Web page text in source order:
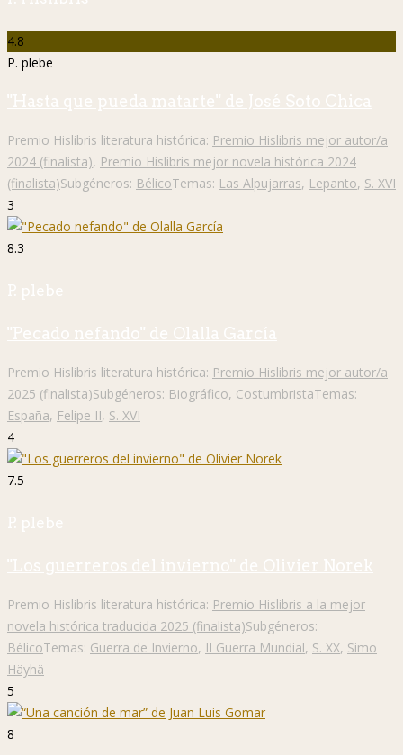
4.8
P. plebe
"Hasta que pueda matarte" de José Soto Chica
Premio Hislibris literatura histórica: Premio Hislibris mejor autor/a
2024 (finalista), Premio Hislibris mejor novela histórica 2024
(finalista)Subgéneros: BélicoTemas: Las Alpujarras, Lepanto, S. XVI
3
8.3
P. plebe
"Pecado nefando" de Olalla García
Premio Hislibris literatura histórica: Premio Hislibris mejor autor/a
2025 (finalista)Subgéneros: Biográfico, CostumbristaTemas:
España, Felipe II, S. XVI
4
7.5
P. plebe
"Los guerreros del invierno" de Olivier Norek
Premio Hislibris literatura histórica: Premio Hislibris a la mejor
novela histórica traducida 2025 (finalista)Subgéneros:
BélicoTemas: Guerra de Invierno, II Guerra Mundial, S. XX, Simo
Häyhä
5
8